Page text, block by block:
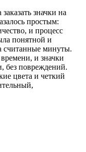
значки на
простым:
и процесс
понятной и
считанные минуты.
и значки
без повреждений.
цвета и четкий